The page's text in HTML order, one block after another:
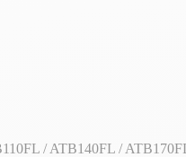
/ ATB140FL /